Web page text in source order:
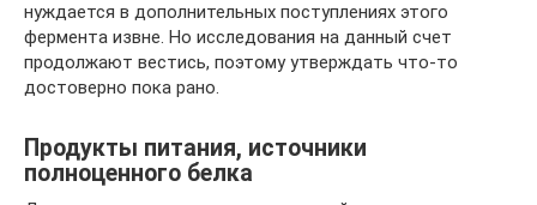
нуждается в дополнительных поступлениях этого
фермента извне. Но исследования на данный счет
продолжают вестись, поэтому утверждать что-то
достоверно пока рано.
Продукты питания, источники
полноценного белка